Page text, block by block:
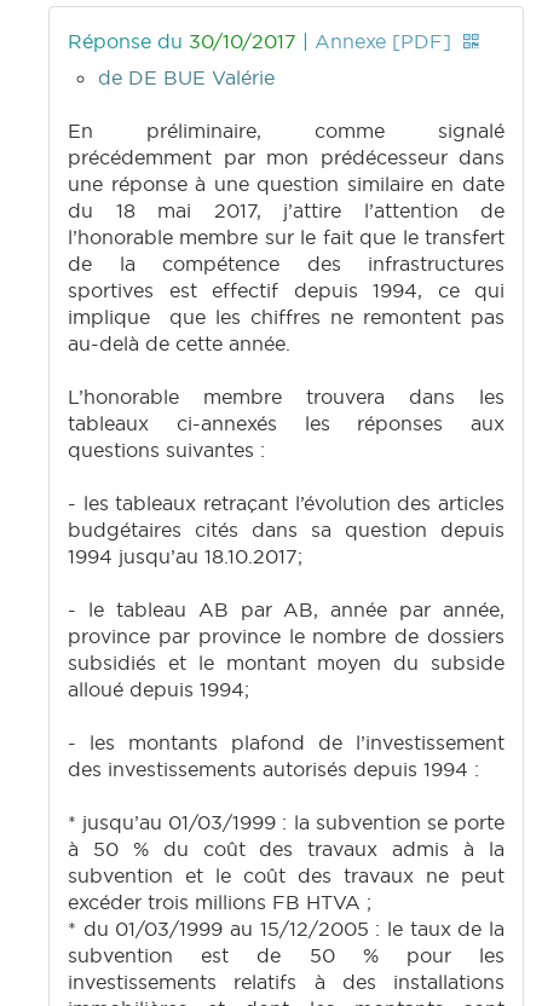
Réponse du 30/10/2017 | Annexe [PDF]
de DE BUE Valérie
En préliminaire, comme signalé
précédemment par mon prédécesseur dans
une réponse à une question similaire en date
du 18 mai 2017, j’attire l’attention de
l’honorable membre sur le fait que le transfert
de la compétence des infrastructures
sportives est effectif depuis 1994, ce qui
implique que les chiffres ne remontent pas
au-delà de cette année.
L’honorable membre trouvera dans les
tableaux ci-annexés les réponses aux
questions suivantes :
- les tableaux retraçant l’évolution des articles
budgétaires cités dans sa question depuis
1994 jusqu’au 18.10.2017;
- le tableau AB par AB, année par année,
province par province le nombre de dossiers
subsidiés et le montant moyen du subside
alloué depuis 1994;
- les montants plafond de l’investissement
des investissements autorisés depuis 1994 :
* jusqu’au 01/03/1999 : la subvention se porte
à 50 % du coût des travaux admis à la
subvention et le coût des travaux ne peut
excéder trois millions FB HTVA ;
* du 01/03/1999 au 15/12/2005 : le taux de la
subvention est de 50 % pour les
investissements relatifs à des installations